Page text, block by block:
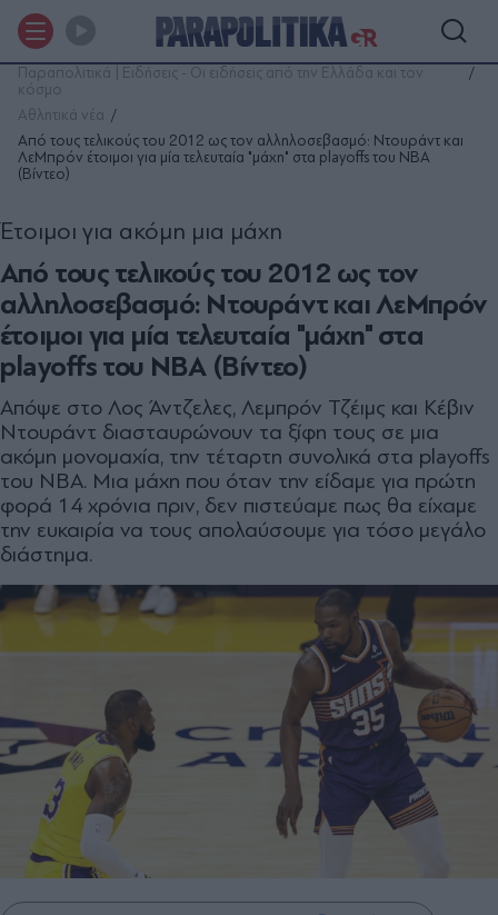
Παραπολιτικά | Ειδήσεις - Οι ειδήσεις από την Ελλάδα και τον
κόσμο
Αθλητικά νέα
Από τους τελικούς του 2012 ως τον αλληλοσεβασμό: Ντουράντ και
ΛεΜπρόν έτοιμοι για μία τελευταία "μάχη" στα playoffs του NBA
(Βίντεο)
Από τους τελικούς του 2012 ως τον
αλληλοσεβασμό: Ντουράντ και ΛεΜπρόν
έτοιμοι για μία τελευταία "μάχη" στα
playoffs του NBA (Βίντεο)
Έτοιμοι για ακόμη μια μάχη
Aπόψε στο Λος Άντζελες, Λεμπρόν Τζέιμς και Κέβιν
Ντουράντ διασταυρώνουν τα ξίφη τους σε μια
ακόμη μονομαχία, την τέταρτη συνολικά στα playoffs
του NBA. Μια μάχη που όταν την είδαμε για πρώτη
φορά 14 χρόνια πριν, δεν πιστεύαμε πως θα είχαμε
την ευκαιρία να τους απολαύσουμε για τόσο μεγάλο
διάστημα.